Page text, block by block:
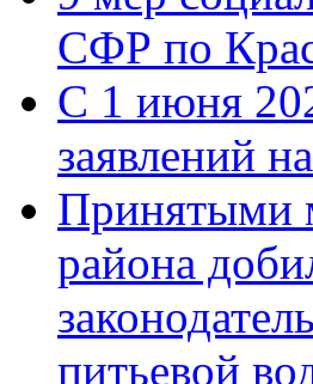
СФР по
С 1 июня
заявлений
Принятыми
района
питьевой